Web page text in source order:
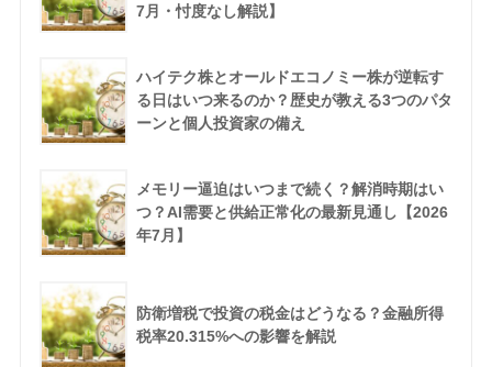
7月・忖度なし解説】
ハイテク株とオールドエコノミー株が逆転す
る日はいつ来るのか？歴史が教える3つのパタ
ーンと個人投資家の備え
メモリー逼迫はいつまで続く？解消時期はい
つ？AI需要と供給正常化の最新見通し【2026
年7月】
防衛増税で投資の税金はどうなる？金融所得
税率20.315%への影響を解説